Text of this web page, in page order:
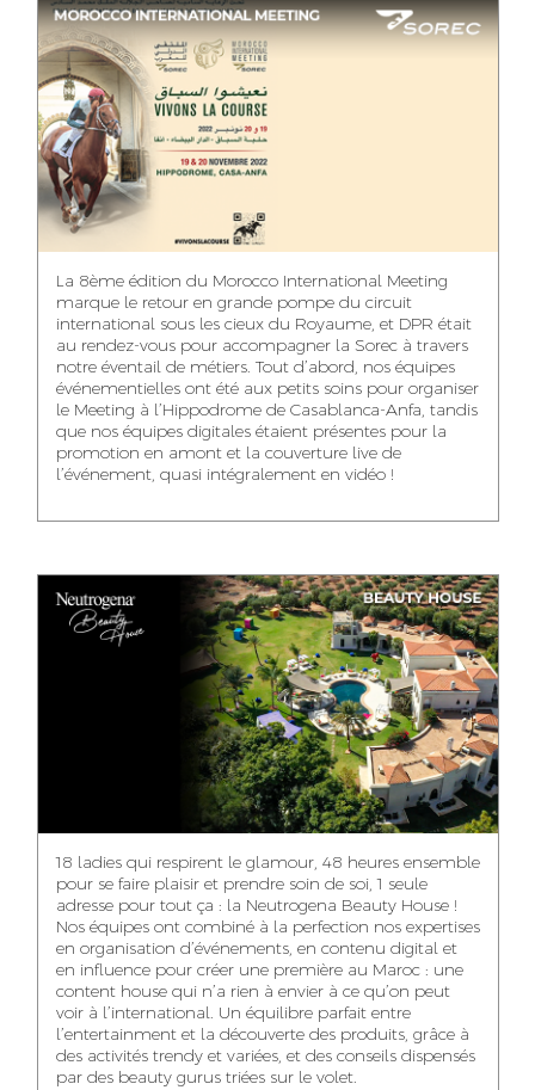
ASMAA MAZZI
ACCOUNT
DIRECTOR
TAHA EL BEIDORI
ART DIRECTOR
FINANCIAL
MANAGER
ACCOUNT
MANAGER
BOUDAR
ART DIRECTOR
FATIMA ZAHRA
DEBBAGH
ACCOUNT
MOHAMED
HARRATIA
DIGITAL MANAGER
NABILA SAMOUN
MEDIA ANALYST
GHITA EL ARABI
EZZAKI SALMA
ACCOUNT
MANAGER
ANASS ELRHAZI
EDITORIAL
MANAGER AND
CONTENT
YAHYA LOULIDI
MEDIA RELATIONS
MANAGER
NIAMA EL YOSSRI
DIGITAL MANAGER
WA-IL ZRYOUIL
PUBLIC RELATIONS
CONSULTANT
NOUREDDINE
SAMADI
ART DIRECTOR
MOHAMED
LEHMOUM
ART DIRECTOR
La 8ème édition du Morocco International Meeting
marque le retour en grande pompe du circuit
international sous les cieux du Royaume, et DPR était
au rendez-vous pour accompagner la Sorec à travers
notre éventail de métiers. Tout d’abord, nos équipes
événementielles ont été aux petits soins pour organiser
le Meeting à l’Hippodrome de Casablanca-Anfa, tandis
que nos équipes digitales étaient présentes pour la
promotion en amont et la couverture live de
l’événement, quasi intégralement en vidéo !
18 ladies qui respirent le glamour, 48 heures ensemble
pour se faire plaisir et prendre soin de soi, 1 seule
adresse pour tout ça : la Neutrogena Beauty House !
Nos équipes ont combiné à la perfection nos expertises
en organisation d’événements, en contenu digital et
en influence pour créer une première au Maroc : une
content house qui n’a rien à envier à ce qu’on peut
voir à l’international. Un équilibre parfait entre
l’entertainment et la découverte des produits, grâce à
des activités trendy et variées, et des conseils dispensés
par des beauty gurus triées sur le volet.